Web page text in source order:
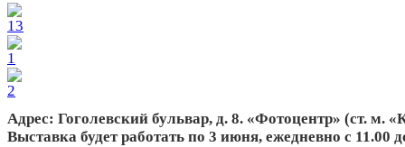
Адрес: Гоголевский бульвар, д. 8. «Фотоцентр» (ст. м.
Выставка будет работать по 3 июня, ежедневно с 11.00